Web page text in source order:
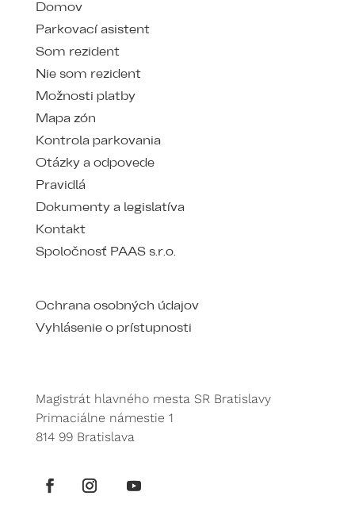
Domov
Parkovací asistent
Som rezident
Nie som rezident
Možnosti platby
Mapa zón
Kontrola parkovania
Otázky a odpovede
Pravidlá
Dokumenty a legislatíva
Kontakt
Spoločnosť PAAS s.r.o.
Ochrana osobných údajov
Vyhlásenie o prístupnosti
Magistrát hlavného mesta SR Bratislavy
Primaciálne námestie 1
814 99 Bratislava